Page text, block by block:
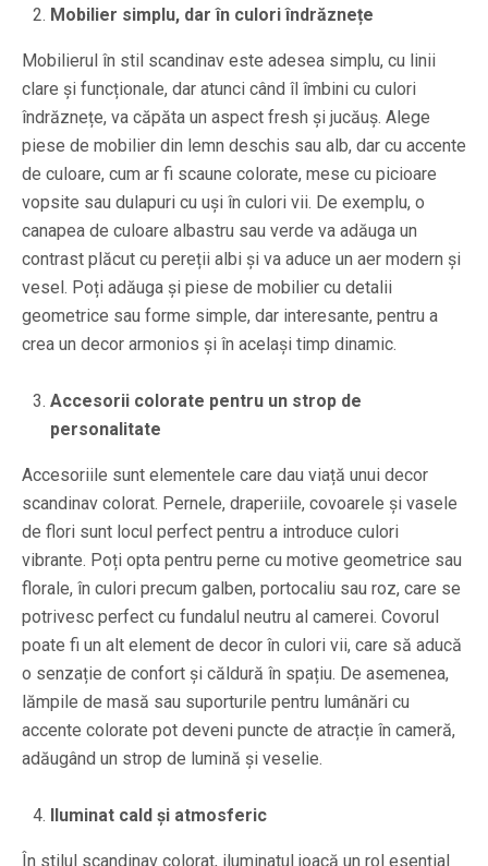
Mobilier simplu, dar în culori îndrăznețe
Mobilierul în stil scandinav este adesea simplu, cu linii
clare și funcționale, dar atunci când îl îmbini cu culori
îndrăznețe, va căpăta un aspect fresh și jucăuș. Alege
piese de mobilier din lemn deschis sau alb, dar cu accente
de culoare, cum ar fi scaune colorate, mese cu picioare
vopsite sau dulapuri cu uși în culori vii. De exemplu, o
canapea de culoare albastru sau verde va adăuga un
contrast plăcut cu pereții albi și va aduce un aer modern și
vesel. Poți adăuga și piese de mobilier cu detalii
geometrice sau forme simple, dar interesante, pentru a
crea un decor armonios și în același timp dinamic.
Accesorii colorate pentru un strop de
personalitate
Accesoriile sunt elementele care dau viață unui decor
scandinav colorat. Pernele, draperiile, covoarele și vasele
de flori sunt locul perfect pentru a introduce culori
vibrante. Poți opta pentru perne cu motive geometrice sau
florale, în culori precum galben, portocaliu sau roz, care se
potrivesc perfect cu fundalul neutru al camerei. Covorul
poate fi un alt element de decor în culori vii, care să aducă
o senzație de confort și căldură în spațiu. De asemenea,
lămpile de masă sau suporturile pentru lumânări cu
accente colorate pot deveni puncte de atracție în cameră,
adăugând un strop de lumină și veselie.
Iluminat cald și atmosferic
În stilul scandinav colorat, iluminatul joacă un rol esențial